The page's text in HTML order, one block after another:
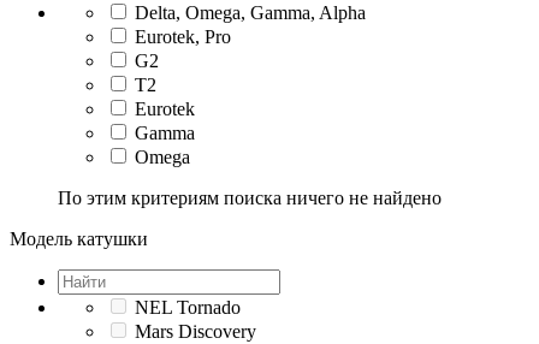
Delta, Omega, Gamma, Alpha
Eurotek, Pro
G2
T2
Eurotek
Gamma
Omega
По этим критериям поиска ничего не найдено
Модель катушки
NEL Tornado
Mars Discovery